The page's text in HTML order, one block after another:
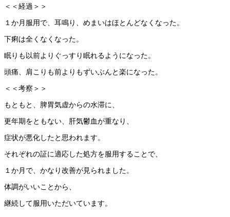
＜＜経過＞＞
１か月服用で、耳鳴り、めまいはほとんどなくなった。
下痢は全くなくなった。
眠りも以前よりぐっすり眠れるようになった。
頭痛、肩こりも前よりもずいぶんと楽になった。
＜＜考察＞＞
もともと、脾胃気虚からの水滞に、
更年期をともない、肝気鬱血が重なり、
症状が悪化したと思われます。
それぞれの証に適応した処方を服用することで、
１か月で、かなり改善が見られました。
体調がいいことから、
継続して服用いただいています。